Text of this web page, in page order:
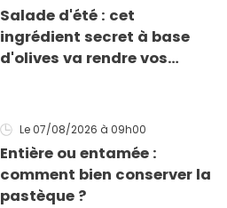
Salade d'été : cet
ingrédient secret à base
d'olives va rendre vos
Le 07/08/2026 à 09h00
Entière ou entamée :
comment bien conserver la
pastèque ?